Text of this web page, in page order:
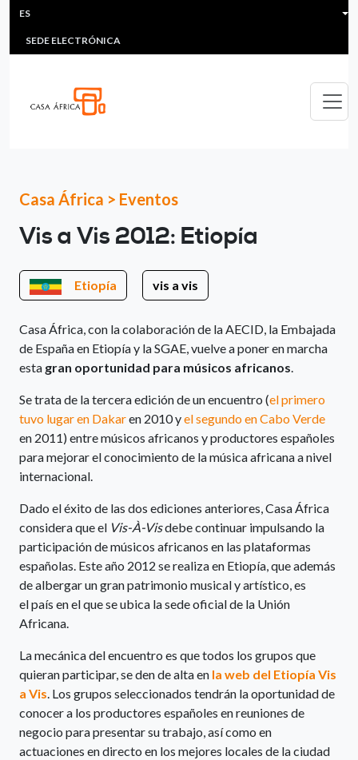
Pasar al contenido principal
HEADER MENU
MULTIMEDIA
SEDE ELECTRÓNICA
ES
Casa África > Eventos
Vis a Vis 2012: Etiopía
Etiopía vis a vis
Casa África, con la colaboración de la AECID, la Embajada
de España en Etiopía y la SGAE, vuelve a poner en marcha
esta gran oportunidad para músicos africanos.
Se trata de la tercera edición de un encuentro (el primero
tuvo lugar en Dakaren 2010 yel segundo en Cabo Verde
en 2011) entre músicos africanos y productores españoles
para mejorar el conocimiento de la música africana a nivel
internacional.
Dado el éxito de las dos ediciones anteriores, Casa África
considera que el Vis-À-Visdebe continuar impulsando la
participación de músicos africanos en las plataformas
españolas. Este año 2012 se realiza en Etiopía, que además
de albergar un gran patrimonio musical y artístico, es
el país en el que se ubica la sede oficial de la Unión
Africana.
La mecánica del encuentro es que todos los grupos que
quieran participar, se den de alta en la web del Etiopía Vis
a Vis. Los grupos seleccionados tendrán la oportunidad de
conocer a los productores españoles en reuniones de
negocio para presentar su trabajo, así como en
actuaciones en directo en los mejores locales de la ciudad